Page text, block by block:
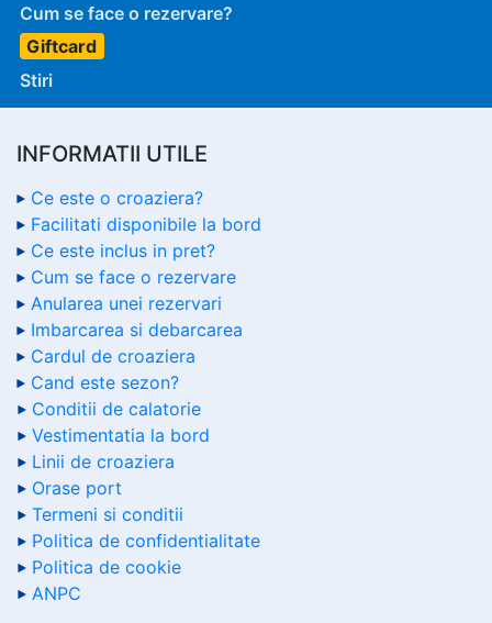
Cum se face o rezervare?
Giftcard
Stiri
INFORMATII UTILE
Ce este o croaziera?
Facilitati disponibile la bord
Ce este inclus in pret?
Cum se face o rezervare
Anularea unei rezervari
Imbarcarea si debarcarea
Cardul de croaziera
Cand este sezon?
Conditii de calatorie
Vestimentatia la bord
Linii de croaziera
Orase port
Termeni si conditii
Politica de confidentialitate
Politica de cookie
ANPC